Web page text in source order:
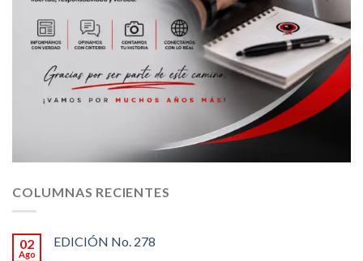
COLUMNAS RECIENTES
02
Ago
EDICIÓN No. 278